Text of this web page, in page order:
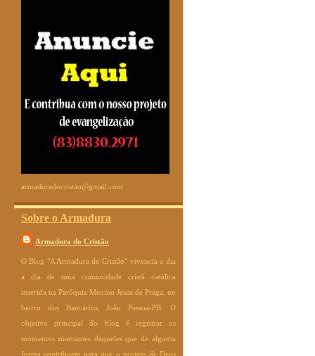
armaduradocristao@gmail.com
Sobre o Armadura
Armadura do Cristão
O Blog "A Armadura do Cristão" vivencia o dia
a dia de uma comunidade cristã católica
inserida na Paróquia Menino Jesus de Praga, no
bairro dos Bancários, João Pessoa-PB. O
objetivo principal do blog é registrar os
momentos marcantes daqueles que de alguma
forma contribuem para que o projeto de Deus